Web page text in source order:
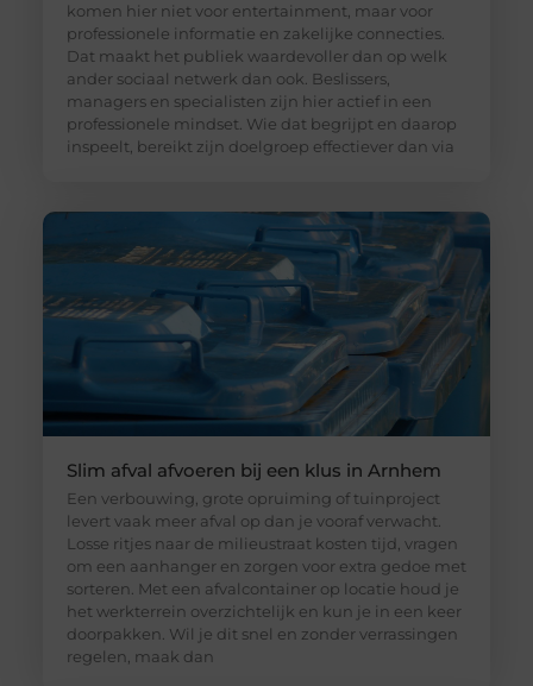
komen hier niet voor entertainment, maar voor
professionele informatie en zakelijke connecties.
Dat maakt het publiek waardevoller dan op welk
ander sociaal netwerk dan ook. Beslissers,
managers en specialisten zijn hier actief in een
professionele mindset. Wie dat begrijpt en daarop
inspeelt, bereikt zijn doelgroep effectiever dan via
Slim afval afvoeren bij een klus in Arnhem
Een verbouwing, grote opruiming of tuinproject
levert vaak meer afval op dan je vooraf verwacht.
Losse ritjes naar de milieustraat kosten tijd, vragen
om een aanhanger en zorgen voor extra gedoe met
sorteren. Met een afvalcontainer op locatie houd je
het werkterrein overzichtelijk en kun je in een keer
doorpakken. Wil je dit snel en zonder verrassingen
regelen, maak dan